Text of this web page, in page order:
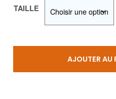
TAILLE
AJOUTER AU